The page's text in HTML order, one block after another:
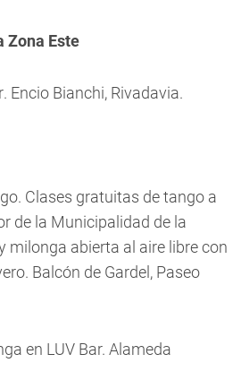
Zona Este
Encio Bianchi, Rivadavia.
Clases gratuitas de tango a
de la Municipalidad de la
milonga abierta al aire libre con
Balcón de Gardel, Paseo
en LUV Bar. Alameda